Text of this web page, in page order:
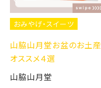
おみやげ・スイーツ
山脇山月堂お盆のお土産
オススメ４選
山脇山月堂